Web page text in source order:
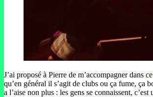
J’ai proposé à Pierre de m’accompagner dans ce
qu’en général il s’agit de clubs ou ça fume, ça
a l’aise non plus : les gens se connaissent,